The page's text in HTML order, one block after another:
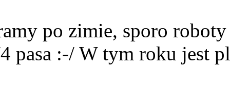
po zimie, sporo roboty
pasa :-/ W tym roku jest